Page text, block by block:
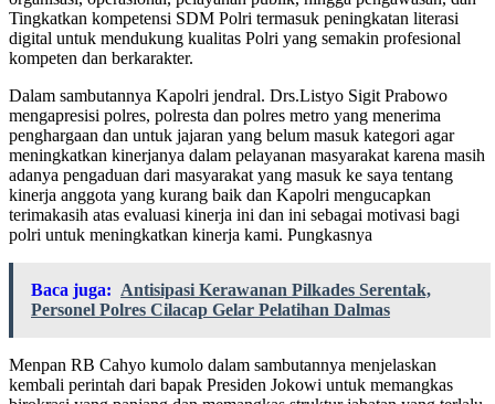
Tingkatkan kompetensi SDM Polri termasuk peningkatan literasi
digital untuk mendukung kualitas Polri yang semakin profesional
kompeten dan berkarakter.
Dalam sambutannya Kapolri jendral. Drs.Listyo Sigit Prabowo
mengapresisi polres, polresta dan polres metro yang menerima
penghargaan dan untuk jajaran yang belum masuk kategori agar
meningkatkan kinerjanya dalam pelayanan masyarakat karena masih
adanya pengaduan dari masyarakat yang masuk ke saya tentang
kinerja anggota yang kurang baik dan Kapolri mengucapkan
terimakasih atas evaluasi kinerja ini dan ini sebagai motivasi bagi
polri untuk meningkatkan kinerja kami. Pungkasnya
Baca juga: Antisipasi Kerawanan Pilkades Serentak,
Personel Polres Cilacap Gelar Pelatihan Dalmas
Menpan RB Cahyo kumolo dalam sambutannya menjelaskan
kembali perintah dari bapak Presiden Jokowi untuk memangkas